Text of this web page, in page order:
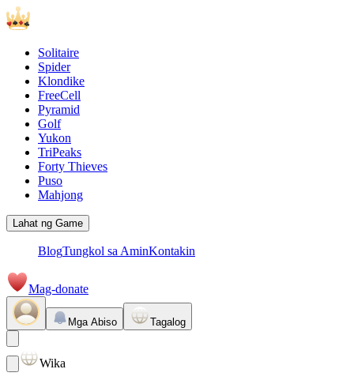
Solitaire
Spider
Klondike
FreeCell
Pyramid
Golf
Yukon
TriPeaks
Forty Thieves
Puso
Mahjong
Lahat ng Game
BlogTungkol sa AminKontakin
Mag-donate
Mga Abiso Tagalog
Wika